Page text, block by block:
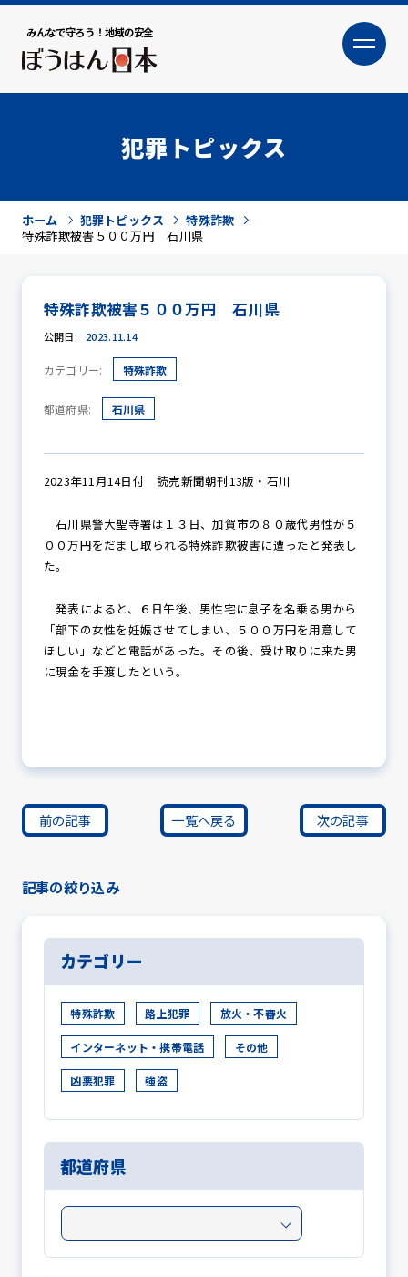
みんなで守ろう！地域の安全
大
防犯活動ニュース
防犯パトロール
防犯セミナー
防犯対策情報
犯罪トピックス
ホーム 犯罪トピックス
特殊詐欺
特殊詐欺被害５００万円 石川県
特殊詐欺被害５００万円 石川県
公開日: 2023.11.14
カテゴリー: 特殊詐欺
都道府県: 石川県
2023年11月14日付 読売新聞朝刊13版・石川
石川県警大聖寺署は１３日、加賀市の８０歳代男性が５
００万円をだまし取られる特殊詐欺被害に遭ったと発表し
た。
発表によると、６日午後、男性宅に息子を名乗る男から
「部下の女性を妊娠させてしまい、５００万円を用意して
ほしい」などと電話があった。その後、受け取りに来た男
に現金を手渡したという。
前の記事 一覧へ戻る 次の記事
記事の絞り込み
カテゴリー
特殊詐欺 路上犯罪 放火・不審火
インターネット・携帯電話 その他
凶悪犯罪 強盗
都道府県